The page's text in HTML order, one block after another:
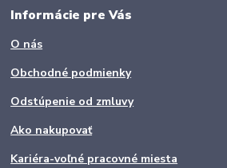
Informácie pre Vás
O nás
Obchodné podmienky
Odstúpenie od zmluvy
Ako nakupovať
Kariéra-voľné pracovné miesta